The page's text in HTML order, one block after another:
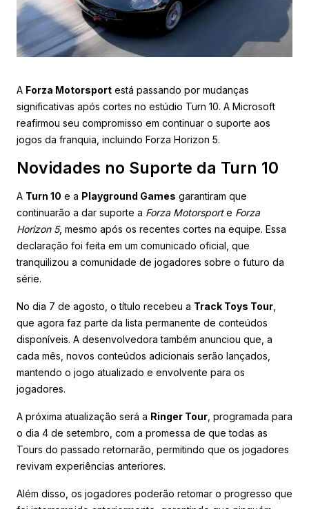
A Forza Motorsport está passando por mudanças
significativas após cortes no estúdio Turn 10. A Microsoft
reafirmou seu compromisso em continuar o suporte aos
jogos da franquia, incluindo Forza Horizon 5.
Novidades no Suporte da Turn 10
A Turn 10 e a Playground Games garantiram que
continuarão a dar suporte a Forza Motorsporte Forza
Horizon 5, mesmo após os recentes cortes na equipe. Essa
declaração foi feita em um comunicado oficial, que
tranquilizou a comunidade de jogadores sobre o futuro da
série.
No dia 7 de agosto, o título recebeu a Track Toys Tour
que agora faz parte da lista permanente de conteúdos
disponíveis. A desenvolvedora também anunciou que, a
cada mês, novos conteúdos adicionais serão lançados,
mantendo o jogo atualizado e envolvente para os
jogadores.
A próxima atualização será a Ringer Tour , programada para
o dia 4 de setembro, com a promessa de que todas as
Tours do passado retornarão, permitindo que os jogadores
revivam experiências anteriores.
Além disso, os jogadores poderão retomar o progresso que